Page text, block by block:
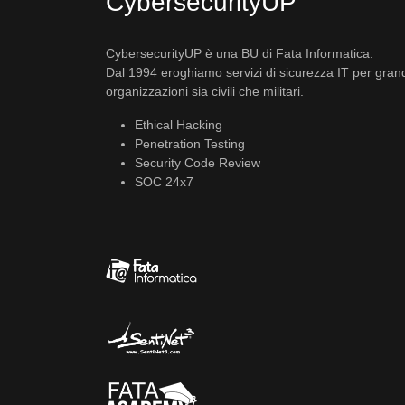
CybersecurityUP è una BU di Fata Informatica.
Dal 1994 eroghiamo servizi di sicurezza IT per
organizzazioni sia civili che militari.
Ethical Hacking
Penetration Testing
Security Code Review
SOC 24x7